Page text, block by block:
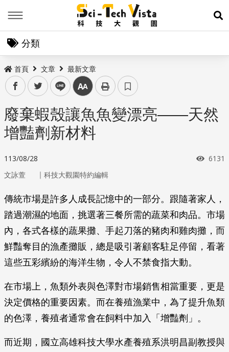
展
分類
首頁 文章 最新文章
facebooktwitter line 中
廢棄蝦殼讓魚魚變漂亮——天然
增豔劑新材料
113/08/28 瀏覽
6131
文詠萱 ｜ 科技大觀園特約編輯
傳統市場是許多人成長記憶中的一部分。跟隨著家人，
踏過潮濕的地面，挑選著三餐所需的蔬菜和肉品。市場
內，各式各樣的蔬果攤、手起刀落的豬肉和雞肉攤，而
鮮豔奪目的漁產攤販，總是吸引著顧客駐足停留，看著
這些五彩繽紛的海洋生物，令人不禁食指大動。
在市場上，魚類外表與色澤對市場銷售相當重要，更是
決定價格的重要因素。而在養殖漁業中，為了提升魚類
的色澤，養殖者通常會在飼料中加入「增豔劑」。
而近期，國立高雄科技大學水產養殖系洪明昌副教授與